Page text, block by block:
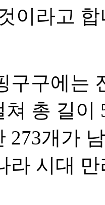
이라고
구구에는
쳐 총 길이
273개가
라 시대